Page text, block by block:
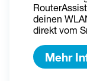
deinen
direkt vom
Mehr